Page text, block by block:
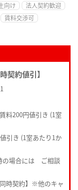
向け
法人契約歓迎
賃料交渉可
契約値引】
料200円値引き (1室
引き (1室あたり1か
の場合には ご相談
時契約】※他のキャ